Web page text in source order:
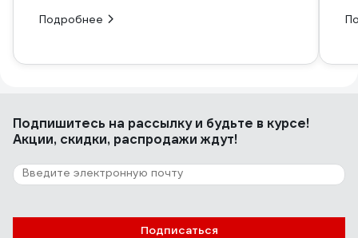
Подробнее
Подпишитесь на рассылкуи будьте в курсе!
Акции, скидки, распродажи ждут!
Подписаться